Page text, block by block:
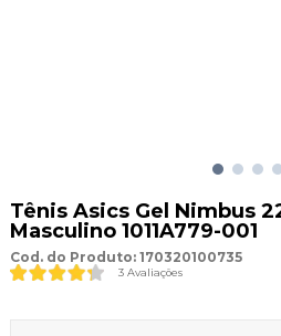
Tênis Asics Gel Nimbus
Masculino 1011A779-001
Cod. do Produto: 170320100735
3 Avaliações